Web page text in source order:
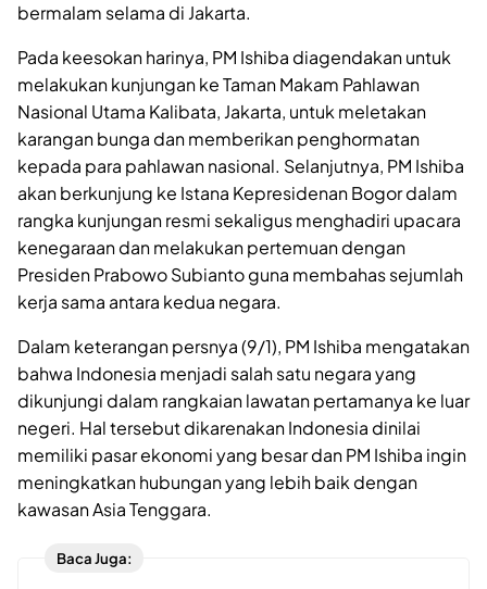
bermalam selama di Jakarta.
Pada keesokan harinya, PM Ishiba diagendakan untuk
melakukan kunjungan ke Taman Makam Pahlawan
Nasional Utama Kalibata, Jakarta, untuk meletakan
karangan bunga dan memberikan penghormatan
kepada para pahlawan nasional. Selanjutnya, PM Ishiba
akan berkunjung ke Istana Kepresidenan Bogor dalam
rangka kunjungan resmi sekaligus menghadiri upacara
kenegaraan dan melakukan pertemuan dengan
Presiden Prabowo Subianto guna membahas sejumlah
kerja sama antara kedua negara.
Dalam keterangan persnya (9/1), PM Ishiba mengatakan
bahwa Indonesia menjadi salah satu negara yang
dikunjungi dalam rangkaian lawatan pertamanya ke luar
negeri. Hal tersebut dikarenakan Indonesia dinilai
memiliki pasar ekonomi yang besar dan PM Ishiba ingin
meningkatkan hubungan yang lebih baik dengan
kawasan Asia Tenggara.
Baca Juga: